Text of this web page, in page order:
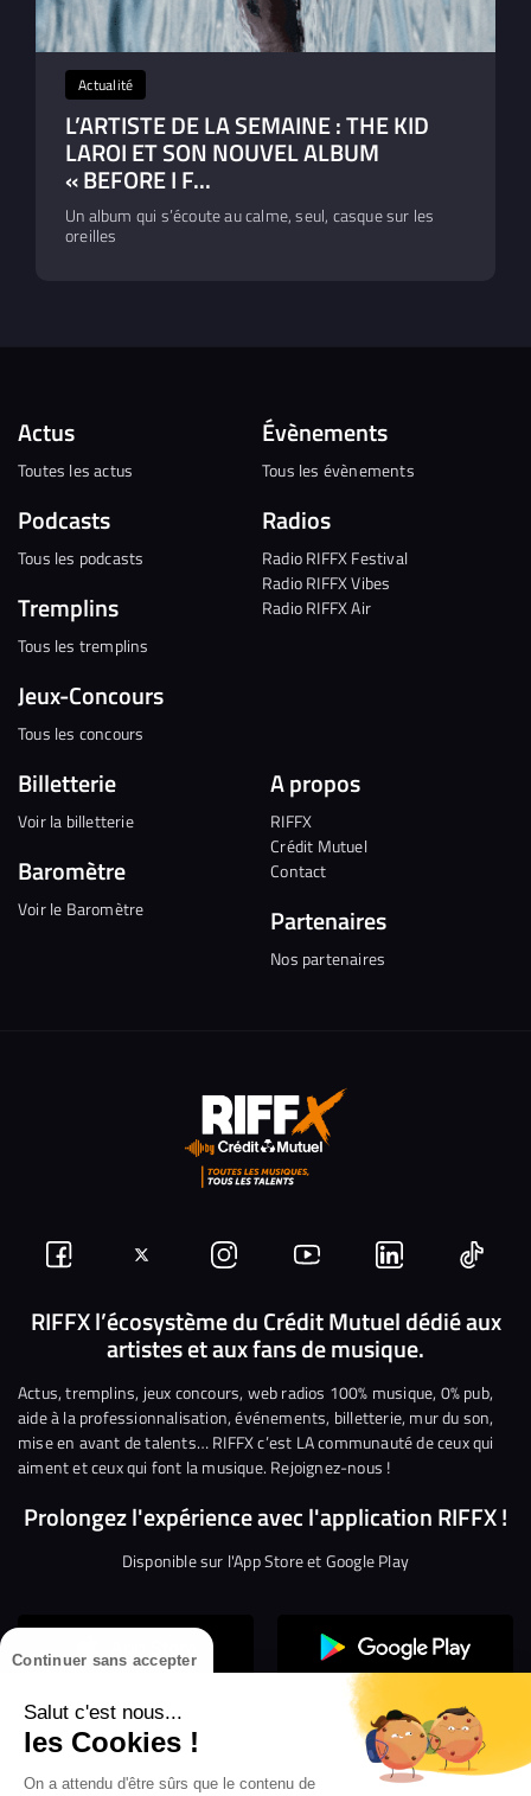
Continuer sans accepter
Salut c'est nous...
les Cookies !
On a attendu d'être sûrs que le contenu de
Actualité
L’ARTISTE DE LA SEMAINE : THE KID
LAROI ET SON NOUVEL ALBUM
« BEFORE I F...
Un album qui s’écoute au calme, seul, casque sur les
oreilles
Actus
Toutes les actus
Podcasts
Tous les podcasts
Tremplins
Tous les tremplins
Jeux-Concours
Tous les concours
Évènements
Tous les évènements
Radios
Radio RIFFX Festival
Radio RIFFX Vibes
Radio RIFFX Air
Billetterie
Voir la billetterie
Baromètre
Voir le Baromètre
A propos
RIFFX
Crédit Mutuel
Contact
Partenaires
Nos partenaires
Suivez-
nous
Facebook
Suivez-
nous
sur
Twitter
Nous
rejoindre
sur
Instagram
Nous
rejoindre
sur
YouTube
Nous
rejoindre
sur
Linkedin
Nous
RIFFX l’écosystème du Crédit Mutuel dédié aux
artistes et aux fans de musique.
Actus, tremplins, jeux concours, web radios 100% musique, 0% pub,
aide à la professionnalisation, événements, billetterie, mur du son,
mise en avant de talents… RIFFX c’est LA communauté de ceux qui
aiment et ceux qui font la musique. Rejoignez-nous !
Prolongez l'expérience avec l'application RIFFX !
Disponible sur l'App Store et Google Play
Confidentialité Gestion des cookies